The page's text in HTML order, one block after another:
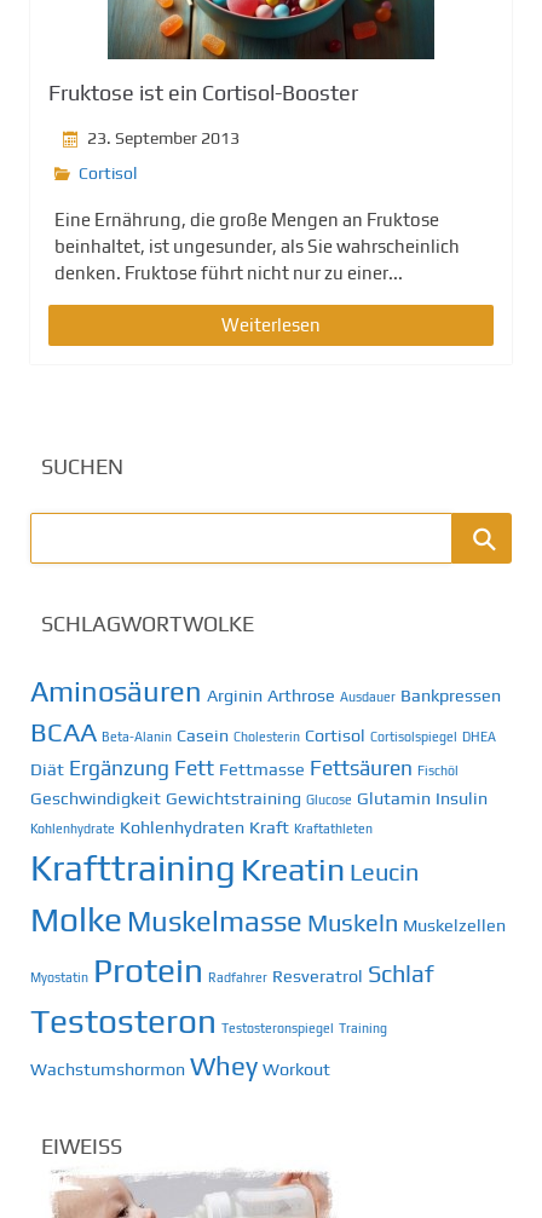
Fruktose ist ein Cortisol-Booster
23. September 2013
Cortisol
Eine Ernährung, die große Mengen an Fruktose
beinhaltet, ist ungesunder, als Sie wahrscheinlich
denken. Fruktose führt nicht nur zu einer...
Weiterlesen
SUCHEN
SCHLAGWORTWOLKE
Aminosäuren Arginin Arthrose Ausdauer Bankpressen
BCAA Beta-Alanin Casein Cholesterin Cortisol Cortisolspiegel DHEA
Diät Ergänzung Fett Fettmasse Fettsäuren Fischöl
Geschwindigkeit Gewichtstraining Glucose Glutamin Insulin
Kohlenhydrate Kohlenhydraten Kraft Kraftathleten
Krafttraining Kreatin Leucin
Molke Muskelmasse Muskeln Muskelzellen
Myostatin Protein Radfahrer Resveratrol Schlaf
Testosteron Testosteronspiegel Training
Wachstumshormon Whey Workout
EIWEISS